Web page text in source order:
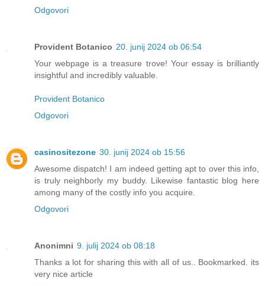
Odgovori
Provident Botanico 20. junij 2024 ob 06:54
Your webpage is a treasure trove! Your essay is brilliantly
insightful and incredibly valuable.
Provident Botanico
Odgovori
casinositezone 30. junij 2024 ob 15:56
Awesome dispatch! I am indeed getting apt to over this info,
is truly neighborly my buddy. Likewise fantastic blog here
among many of the costly info you acquire.
Odgovori
Anonimni 9. julij 2024 ob 08:18
Thanks a lot for sharing this with all of us.. Bookmarked. its
very nice article